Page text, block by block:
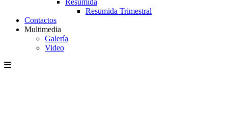
Resumida
Resumida Trimestral
Contactos
Multimedia
Galería
Video